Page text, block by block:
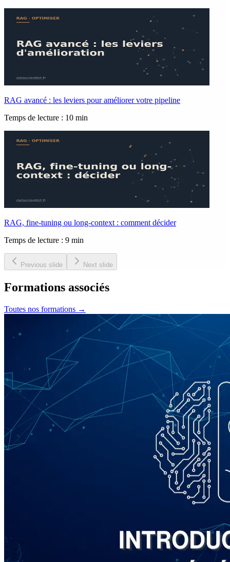
RAG avancé : les leviers pour améliorer votre pipeline
Temps de lecture : 10 min
RAG, fine-tuning ou long-context : comment décider
Temps de lecture : 9 min
Previous slide Next slide
Formations associés
Toutes nos formations →